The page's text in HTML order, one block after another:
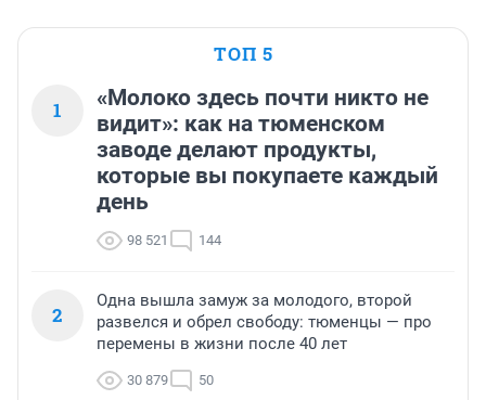
ТОП 5
1
«Молоко здесь почти никто не
видит»: как на тюменском
заводе делают продукты,
которые вы покупаете каждый
день
98 521 144
2
Одна вышла замуж за молодого, второй
развелся и обрел свободу: тюменцы — про
перемены в жизни после 40 лет
30 879 50